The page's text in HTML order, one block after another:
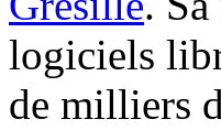
logiciels
de milliers